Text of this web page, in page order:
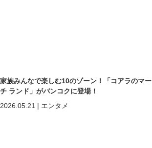
家族みんなで楽しむ10のゾーン！「コアラのマー
チ ランド」がバンコクに登場！
2026.05.21 | エンタメ